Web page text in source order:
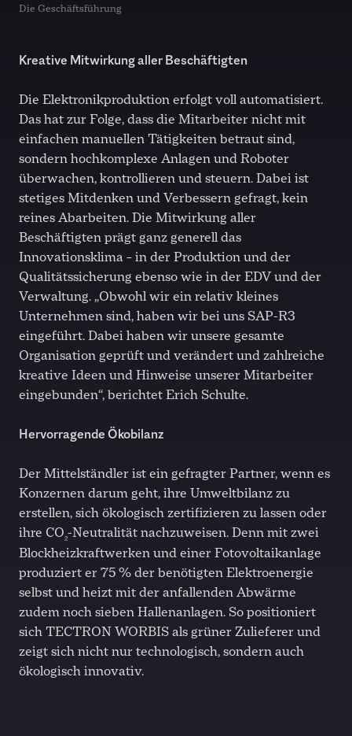
Die Geschäftsführung
Kreative Mitwirkung aller Beschäftigten
Die Elektronikproduktion erfolgt voll automatisiert.
Das hat zur Folge, dass die Mitarbeiter nicht mit
einfachen manuellen Tätigkeiten betraut sind,
sondern hochkomplexe Anlagen und Roboter
überwachen, kontrollieren und steuern. Dabei ist
stetiges Mitdenken und Verbessern gefragt, kein
reines Abarbeiten. Die Mitwirkung aller
Beschäftigten prägt ganz generell das
Innovationsklima – in der Produktion und der
Qualitätssicherung ebenso wie in der EDV und der
Verwaltung. „Obwohl wir ein relativ kleines
Unternehmen sind, haben wir bei uns SAP-R3
eingeführt. Dabei haben wir unsere gesamte
Organisation geprüft und verändert und zahlreiche
kreative Ideen und Hinweise unserer Mitarbeiter
eingebunden“, berichtet Erich Schulte.
Hervorragende Ökobilanz
Der Mittelständler ist ein gefragter Partner, wenn es
Konzernen darum geht, ihre Umweltbilanz zu
erstellen, sich ökologisch zertifizieren zu lassen oder
ihre CO2-Neutralität nachzuweisen. Denn mit zwei
Blockheizkraftwerken und einer Fotovoltaikanlage
produziert er 75 % der benötigten Elektroenergie
selbst und heizt mit der anfallenden Abwärme
zudem noch sieben Hallenanlagen. So positioniert
sich TECTRON WORBIS als grüner Zulieferer und
zeigt sich nicht nur technologisch, sondern auch
ökologisch innovativ.